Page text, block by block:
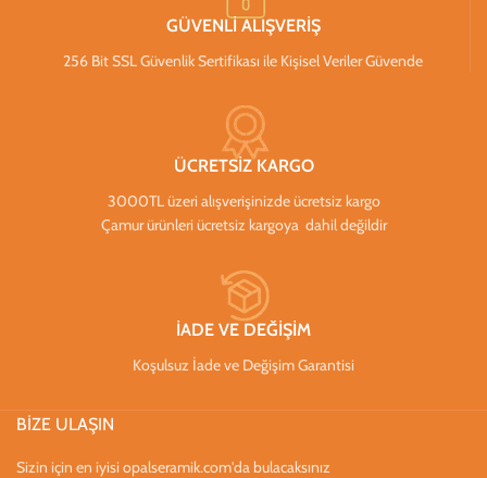
GÜVENLİ ALIŞVERİŞ
256 Bit SSL Güvenlik Sertifikası ile Kişisel Veriler Güvende
ÜCRETSİZ KARGO
3000TL üzeri alışverişinizde ücretsiz kargo
Çamur ürünleri ücretsiz kargoya dahil değildir
İADE VE DEĞİŞİM
Koşulsuz İade ve Değişim Garantisi
BİZE ULAŞIN
Sizin için en iyisi opalseramik.com'da bulacaksınız